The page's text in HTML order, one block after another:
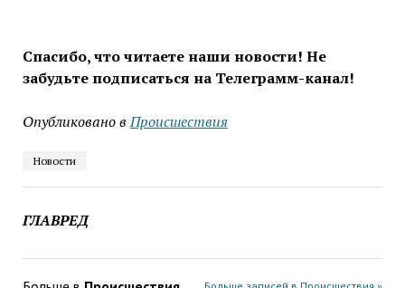
Спасибо, что читаете наши новости! Не
забудьте подписаться на Телеграмм-канал!
Опубликовано в Проиcшествия
Новости
ГЛАВРЕД